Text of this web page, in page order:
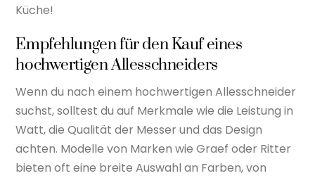
Küche!
Empfehlungen für den Kauf eines
hochwertigen Allesschneiders
Wenn du nach einem hochwertigen Allesschneider
suchst, solltest du auf Merkmale wie die Leistung in
Watt, die Qualität der Messer und das Design
achten. Modelle von Marken wie Graef oder Ritter
bieten oft eine breite Auswahl an Farben, von